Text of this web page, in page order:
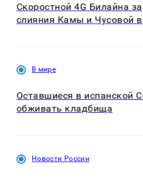
Скоростной 4G Билайна
слияния Камы и Чусовой
В мире
Оставшиеся в испанской
обживать кладбища
Новости России